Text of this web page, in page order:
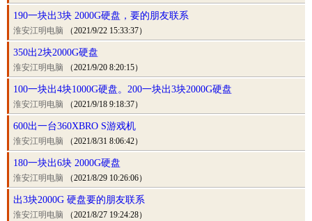
190一块出3块 2000G硬盘，要的朋友联系
淮安江明电脑 （2021/9/22 15:33:37）
350出2块2000G硬盘
淮安江明电脑 （2021/9/20 8:20:15）
100一块出4块1000G硬盘。200一块出3块2000G硬盘
淮安江明电脑 （2021/9/18 9:18:37）
600出一台360XBRO S游戏机
淮安江明电脑 （2021/8/31 8:06:42）
180一块出6块 2000G硬盘
淮安江明电脑 （2021/8/29 10:26:06）
出3块2000G 硬盘要的朋友联系
淮安江明电脑 （2021/8/27 19:24:28）